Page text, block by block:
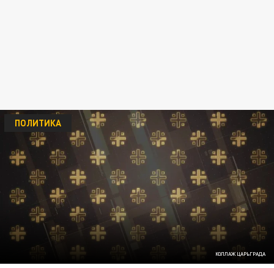
КОЛЛАЖ ЦАРЬГРАДА
ПОЛИТИКА